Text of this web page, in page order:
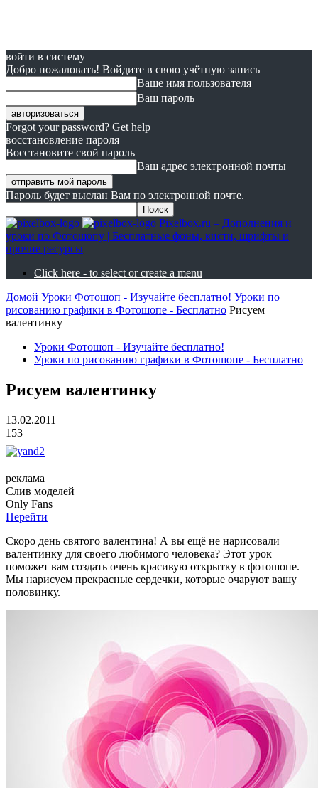
войти в систему
Добро пожаловать! Войдите в свою учётную запись
Ваше имя пользователя
Ваш пароль
Forgot your password? Get help
восстановление пароля
Восстановите свой пароль
Ваш адрес электронной почты
Пароль будет выслан Вам по электронной почте.
Pixelbox.ru – Дополнения и
уроки по Фотошопу | Бесплатные фоны, кисти, шрифты и
прочие ресурсы
Click here - to select or create a menu
Домой Уроки Фотошоп - Изучайте бесплатно! Уроки по
рисованию графики в Фотошопе - Бесплатно Рисуем
валентинку
Уроки Фотошоп - Изучайте бесплатно!
Уроки по рисованию графики в Фотошопе - Бесплатно
Рисуем валентинку
13.02.2011
153
реклама
Слив моделей
Only Fans
Перейти
Скоро день святого валентина! А вы ещё не нарисовали
валентинку для своего любимого человека? Этот урок
поможет вам создать очень красивую открытку в фотошопе.
Мы нарисуем прекрасные сердечки, которые очаруют вашу
половинку.